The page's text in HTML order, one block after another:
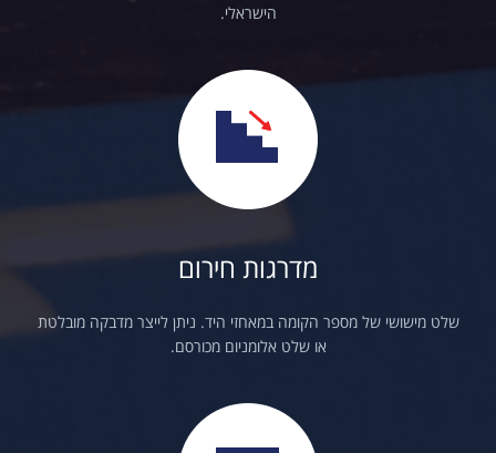
הישראלי.
מדרגות חירום
שלט מישושי של מספר הקומה במאחזי היד. ניתן לייצר מדבקה מובלטת
או שלט אלומניום מכורסם.